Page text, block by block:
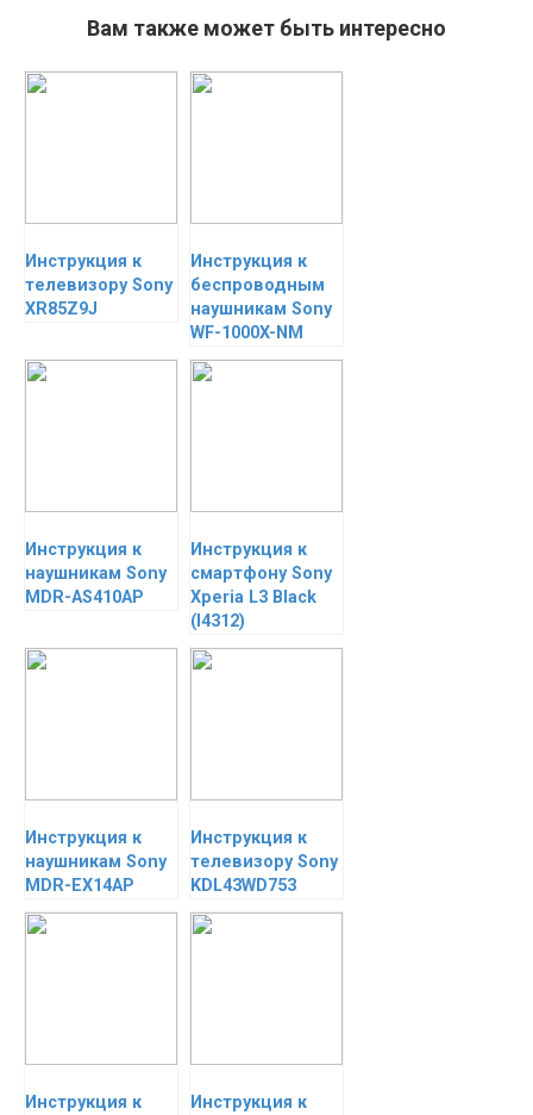
Вам также может быть интересно
Инструкция к
телевизору Sony
XR85Z9J
Инструкция к
беспроводным
наушникам Sony
WF-1000X-NM
Инструкция к
наушникам Sony
MDR-AS410AP
Инструкция к
смартфону Sony
Xperia L3 Black
(I4312)
Инструкция к
наушникам Sony
MDR-EX14AP
Инструкция к
телевизору Sony
KDL43WD753
Инструкция к Инструкция к